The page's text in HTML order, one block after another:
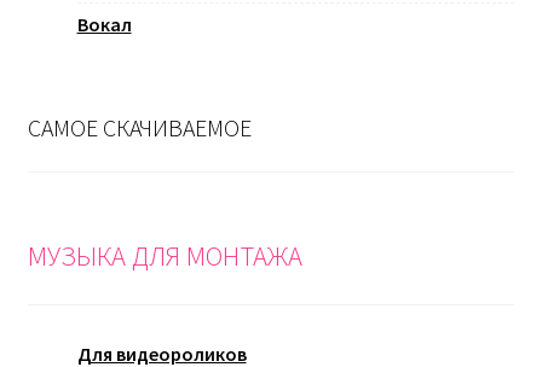
Вокал
САМОЕ СКАЧИВАЕМОЕ
МУЗЫКА ДЛЯ МОНТАЖА
Для видеороликов